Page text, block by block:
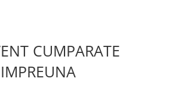
CUMPARATE
IMPREUNA